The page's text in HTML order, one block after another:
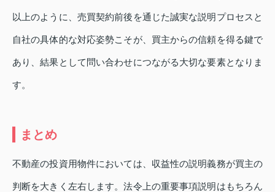
以上のように、売買契約前後を通じた誠実な説明プロセスと
自社の具体的な対応姿勢こそが、買主からの信頼を得る鍵で
あり、結果として問い合わせにつながる大切な要素となりま
す。
まとめ
不動産の投資用物件においては、収益性の説明義務が買主の
判断を大きく左右します。法令上の重要事項説明はもちろん